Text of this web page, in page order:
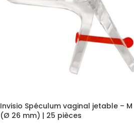
Invisio Spéculum vaginal jetable – M
(Ø 26 mm) | 25 pièces